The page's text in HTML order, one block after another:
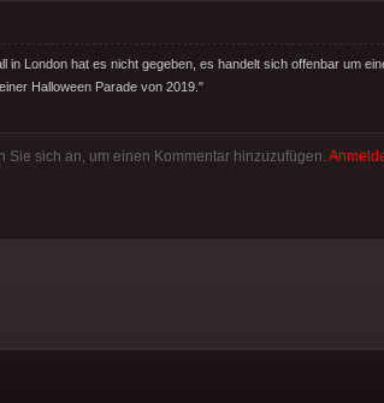
in London hat es nicht gegeben, es handelt sich offenbar um
Halloween Parade von 2019."
Sie sich an, um einen Kommentar hinzuzufügen.